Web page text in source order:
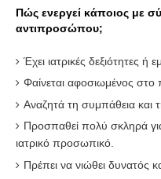
Πώς ενεργεί κάποιος με
αντιπροσώπου;
Έχει ιατρικές δεξιότητες ή
Φαίνεται αφοσιωμένος στο
Αναζητά τη συμπάθεια και
Προσπαθεί πολύ σκληρά για
ιατρικό προσωπικό.
Πρέπει να νιώθει δυνατός